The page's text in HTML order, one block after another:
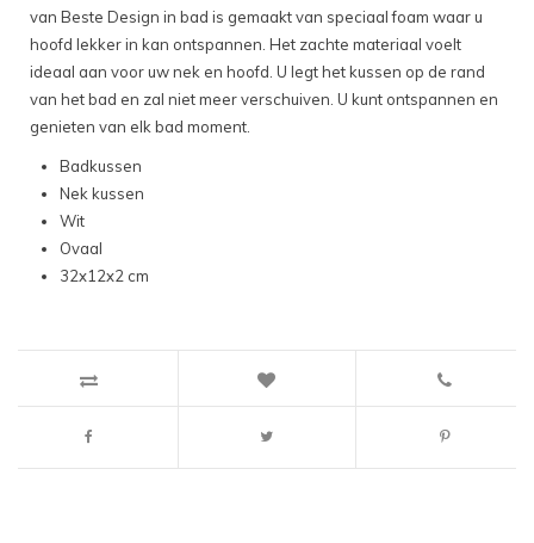
van Beste Design in bad is gemaakt van speciaal foam waar u
hoofd lekker in kan ontspannen. Het zachte materiaal voelt
ideaal aan voor uw nek en hoofd. U legt het kussen op de rand
van het bad en zal niet meer verschuiven. U kunt ontspannen en
genieten van elk bad moment.
Badkussen
Nek kussen
Wit
Ovaal
32x12x2 cm